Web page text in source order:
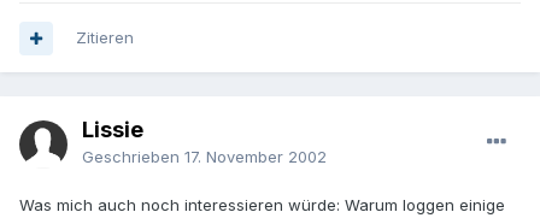
Zitieren
Lissie
Geschrieben 17. November 2002
Was mich auch noch interessieren würde: Warum loggen einige